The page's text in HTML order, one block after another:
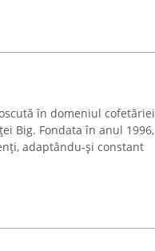
în domeniul cofetăriei
Big. Fondata în anul 1996,
adaptându-și constant